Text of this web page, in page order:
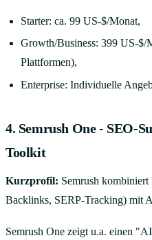
Starter: ca. 99 US-$/Monat,
Growth/Business: 399 US-$/
Plattformen),
Enterprise: Individuelle
4. Semrush One - SEO-
Toolkit
Kurzprofil: Semrush
Backlinks, SERP-Tracking) mit
Semrush One zeigt u.a. einen